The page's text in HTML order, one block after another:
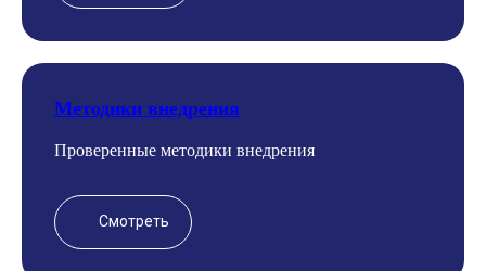
Методики внедрения
Проверенные методики внедрения
Смотреть